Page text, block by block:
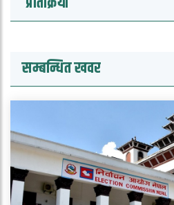
सम्बन्धित खवर